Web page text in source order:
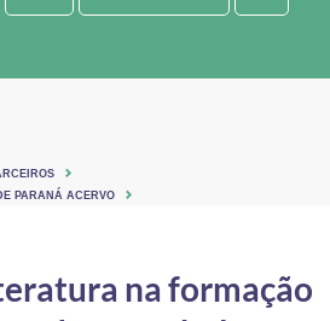
PARANÁ ACERVO
na formação